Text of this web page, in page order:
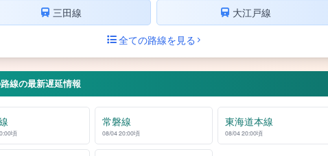
三田線
大江戸線
全ての路線を見る
線の最新遅延情報
頃
常磐線
08/04 20:00頃
東海道本線
08/04 20:00頃